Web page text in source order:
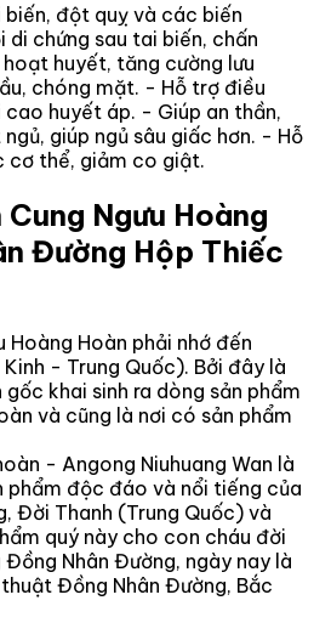
đột quỵ và các biến
di chứng sau tai biến, chấn
huyết, tăng cường lưu
chóng mặt. - Hỗ trợ điều
huyết áp. - Giúp an thần,
giúp ngủ sâu giấc hơn. - Hỗ
cơ thể, giảm co giật.
Ngưu Hoàng
Đường Hộp Thiếc
Hoàng Hoàn phải nhớ đến
- Trung Quốc). Bởi đây là
gốc khai sinh ra dòng sản phẩm
và cũng là nơi có sản phẩm
- Angong Niuhuang Wan là
phẩm độc đáo và nổi tiếng của
Đời Thanh (Trung Quốc) và
quý này cho con cháu đời
Nhân Đường, ngày nay là
Đồng Nhân Đường, Bắc